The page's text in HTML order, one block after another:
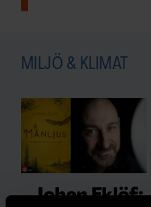
MILJÖ & KLIMAT
Johan Eklöf: